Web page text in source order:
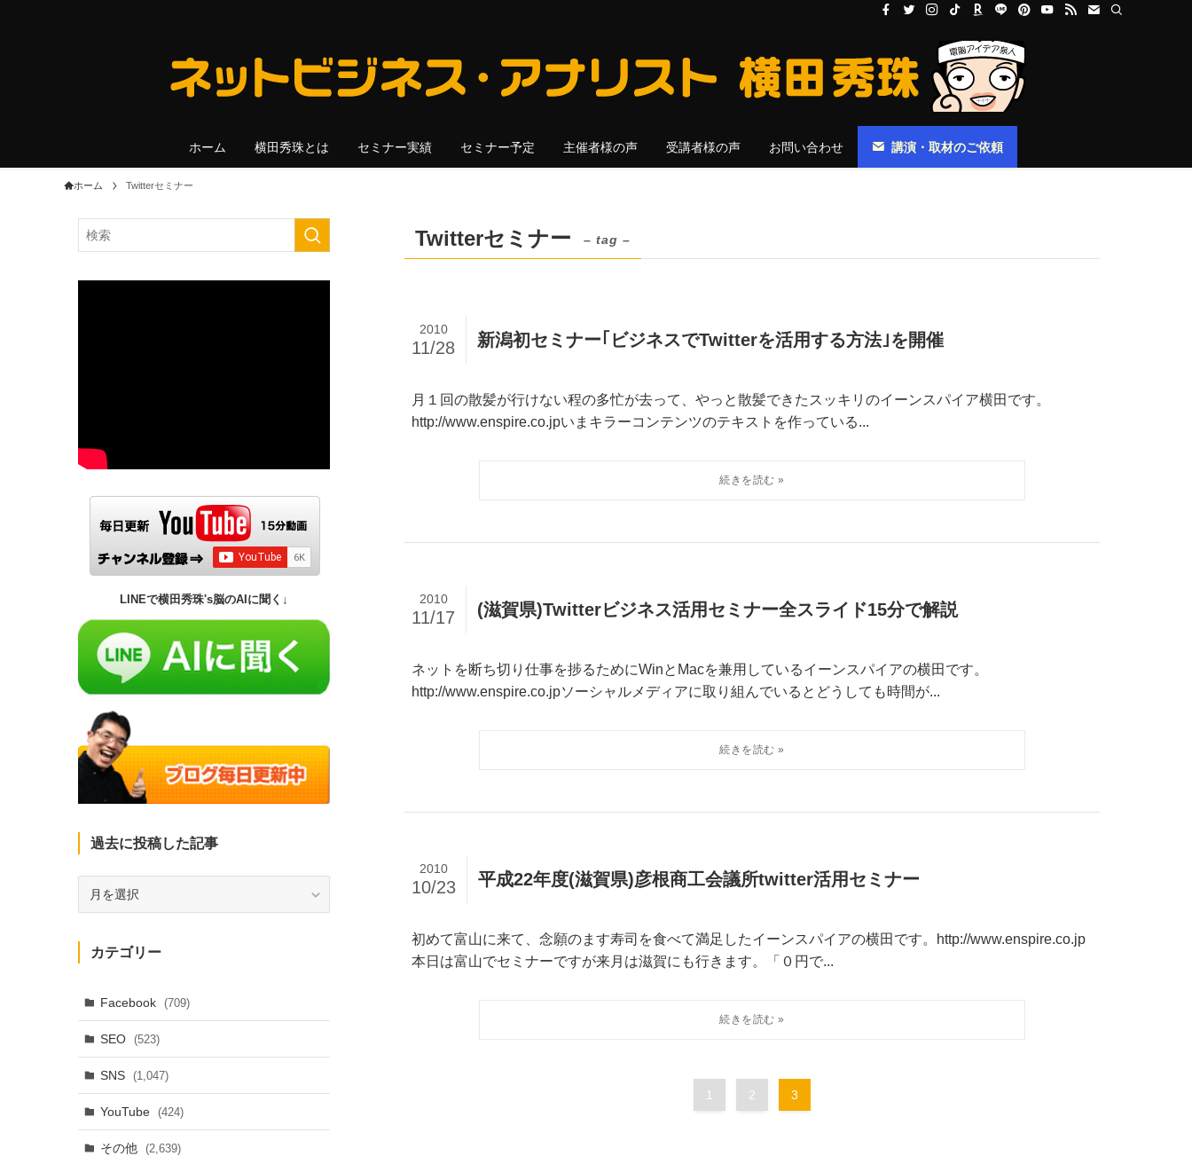
ホーム 横田秀珠とは セミナー実績 セミナー予定 主催者様の声 受講者様の声 お問い合わせ 講演・取材のご依頼
ホーム Twitterセミナー
Twitterセミナー – tag –
新潟初セミナー｢ビジネスでTwitterを活用する方法｣を開催
2010
11/28
月１回の散髪が行けない程の多忙が去って、やっと散髪できたスッキリのイーンスパイア横田です。
http://www.enspire.co.jpいまキラーコンテンツのテキストを作っている...
(滋賀県)Twitterビジネス活用セミナー全スライド15分で解説
2010
11/17
ネットを断ち切り仕事を捗るためにWinとMacを兼用しているイーンスパイアの横田です。
http://www.enspire.co.jpソーシャルメディアに取り組んでいるとどうしても時間が...
平成22年度(滋賀県)彦根商工会議所twitter活用セミナー
2010
10/23
初めて富山に来て、念願のます寿司を食べて満足したイーンスパイアの横田です。http://www.enspire.co.jp
本日は富山でセミナーですが来月は滋賀にも行きます。「０円で...
1 2 3
LINEで横田秀珠's脳のAIに聞く↓
過去に投稿した記事
投
稿
た
記
事
カテゴリー
Facebook (709)
SEO (523)
SNS (1,047)
YouTube (424)
その他 (2,639)